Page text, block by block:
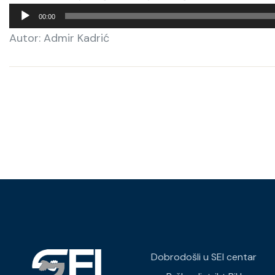
00:00
Autor: Admir Kadrić
Dobrodošli u SEI centar